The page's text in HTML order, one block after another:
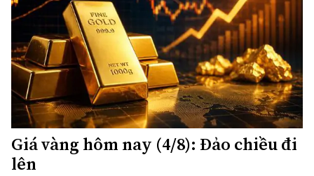
Giá vàng hôm nay (4/8): Đảo chiều đi
lên